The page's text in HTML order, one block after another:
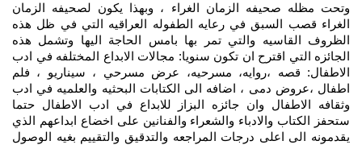
وتحت مظله صحيفه الزمان الغراء ، وبهذا يكون لصحيفه الزمان
الغراء قصب السبق في رعايه الطفوله العراقيه التي في ظل هذه
الظروف القاسيه والتي تمر بها بامس الحاجة اليها وتشمل هذه
الجائزه التي اقترح ان تكون سنويا: مجالات الابداع المختلفه في ادب
الاطفال: قصه ،روايه، مسرحيه، عرض مسرحي ، سيناريو ، فلم
اطفال ،عروض دمى ، اضافه الى الكتابات البحثيه والعلميه في ادب
وثقافه الاطفال وان جائزه البزاز للابداع في ادب الاطفال حتما
ستحفز الكتاب والادباء والشعراء والفنانين على اخضاع ابداعهم الذي
يقدمونه الى اعلى درجات المراجعه والتدقيق والتقييم بغيه الوصول